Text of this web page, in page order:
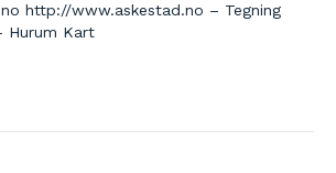
http://www.askestad.no – Tegning
Hurum Kart